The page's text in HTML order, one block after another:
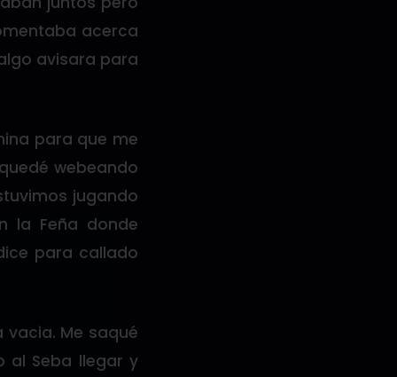
acerca
avisara para
para que me
webeando
jugando
la Feña donde
para callado
Me saqué
al Seba llegar y